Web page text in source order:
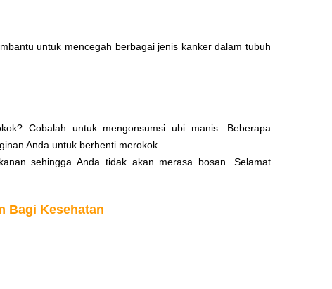
untuk mencegah berbagai jenis kanker dalam tubuh
Cobalah untuk mengonsumsi ubi manis. Beberapa
Anda untuk berhenti merokok.
sehingga Anda tidak akan merasa bosan. Selamat
Bagi Kesehatan